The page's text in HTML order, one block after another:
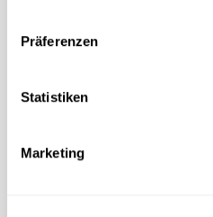
Präferenzen
Statistiken
Marketing
11.04